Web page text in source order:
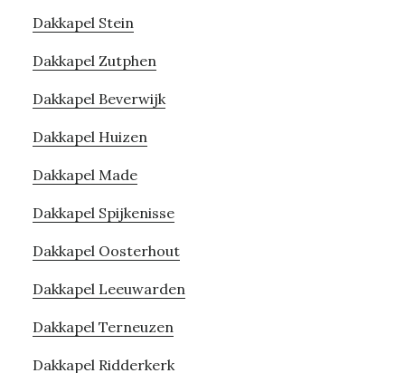
Dakkapel Stein
Dakkapel Zutphen
Dakkapel Beverwijk
Dakkapel Huizen
Dakkapel Made
Dakkapel Spijkenisse
Dakkapel Oosterhout
Dakkapel Leeuwarden
Dakkapel Terneuzen
Dakkapel Ridderkerk